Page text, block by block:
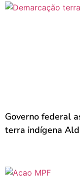
Governo federal
terra indígena